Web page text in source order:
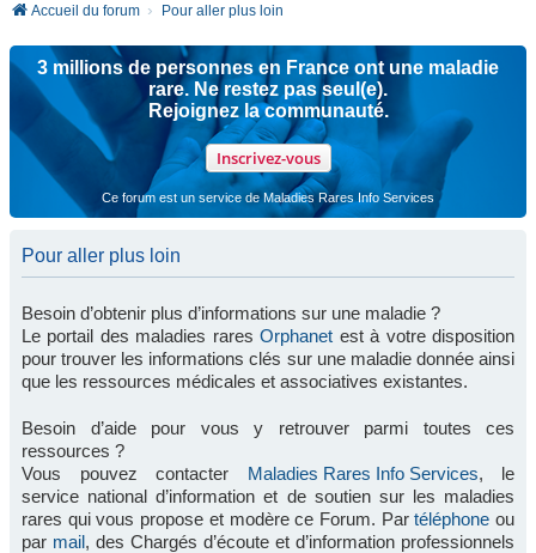
Accueil du forum Pour aller plus loin
3 millions de personnes en France ont une maladie
rare. Ne restez pas seul(e).
Rejoignez la communauté.
Inscrivez-vous
Ce forum est un service de Maladies Rares Info Services
Pour aller plus loin
Besoin d’obtenir plus d’informations sur une maladie ?
Le portail des maladies raresOrphanet est à votre disposition
pour trouver les informations clés sur une maladie donnée ainsi
que les ressources médicales et associatives existantes.
Besoin d’aide pour vous y retrouver parmi toutes ces
ressources ?
Vous pouvez contacter Maladies Rares Info Services, le
service national d’information et de soutien sur les maladies
rares qui vous propose et modère ce Forum. Partéléphone ou
par mail, des Chargés d’écoute et d’information professionnels